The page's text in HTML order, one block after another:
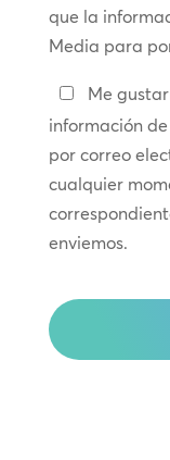
que la
Media para
Manténte
en
contacto
Me
información
por correo
cualquier
enviemos.